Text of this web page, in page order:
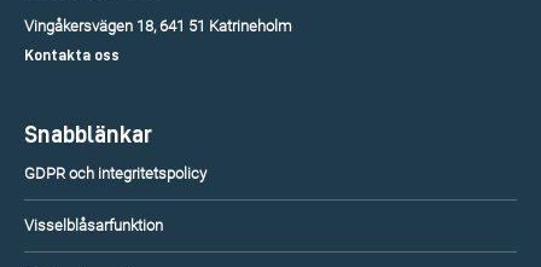
Vingåkersvägen 18, 641 51 Katrineholm
Kontakta oss
Snabblänkar
GDPR och integritetspolicy
Visselblåsarfunktion